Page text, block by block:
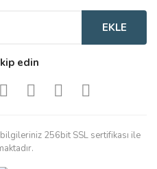
EKLE
edin
bilgileriniz 256bit SSL sertifikası ile